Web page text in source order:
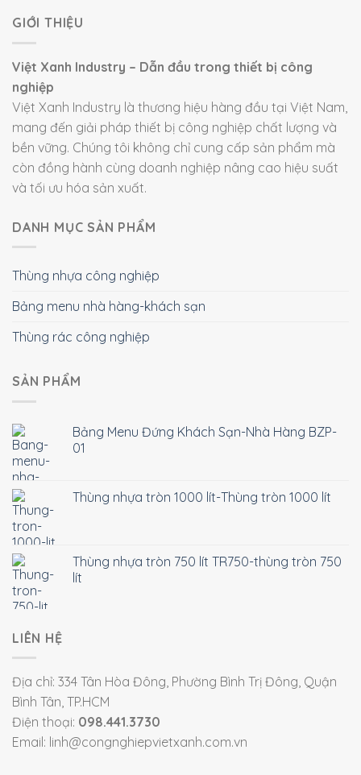
GIỚI THIỆU
Việt Xanh Industry – Dẫn đầu trong thiết bị công
nghiệp
Việt Xanh Industry là thương hiệu hàng đầu tại Việt Nam,
mang đến giải pháp thiết bị công nghiệp chất lượng và
bền vững. Chúng tôi không chỉ cung cấp sản phẩm mà
còn đồng hành cùng doanh nghiệp nâng cao hiệu suất
và tối ưu hóa sản xuất.
DANH MỤC SẢN PHẨM
Thùng nhựa công nghiệp
Bảng menu nhà hàng-khách sạn
Thùng rác công nghiệp
SẢN PHẨM
Bảng Menu Đứng Khách Sạn-Nhà Hàng BZP-
01
Thùng nhựa tròn 1000 lít-Thùng tròn 1000 lít
Thùng nhựa tròn 750 lít TR750-thùng tròn 750
lít
LIÊN HỆ
Địa chỉ: 334 Tân Hòa Đông, Phường Bình Trị Đông, Quận
Bình Tân, TP.HCM
Điện thoại: 098.441.3730
Email: linh@congnghiepvietxanh.com.vn